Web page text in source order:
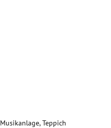
Musikanlage, Teppich